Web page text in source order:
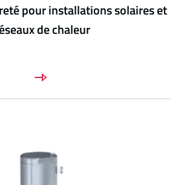
pour installations solaires et
de chaleur